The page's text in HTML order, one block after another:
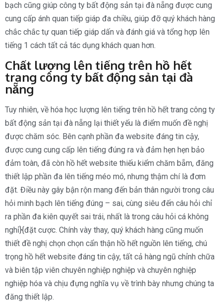
bạch cũng giúp công ty bất động sản tại đà nẵng được cung
cung cấp ánh quan tiếp giáp đa chiều, giúp đỡ quý khách hàng
chắc chắc tự quan tiếp giáp dấn và đánh giá và tổng hợp lên
tiếng 1 cách tất cả tác dụng khách quan hơn.
Chất lượng lên tiếng trên hồ hết
trang công ty bất động sản tại đà
nẵng
Tuy nhiên, về hóa học lượng lên tiếng trên hồ hết trang công ty
bất động sản tại đà nẵng lại thiết yếu là điểm muốn đề nghị
được chăm sóc. Bên cạnh phần đa website đáng tin cậy,
được cung cung cấp lên tiếng đúng ra và đảm hẹn hẹn bảo
đảm toàn, đã còn hồ hết website thiếu kiểm chăm bẵm, đăng
thiết lập phần đa lên tiếng méo mó, nhưng thậm chí là đơm
đặt. Điều này gây bận rộn mang đến bản thân người trong câu
hỏi minh bạch lên tiếng đúng – sai, cùng siêu đến câu hỏi chỉ
ra phần đa kiên quyết sai trái, nhất là trong câu hỏi cá không
nghỉ}{đặt cược. Chính vày thay, quý khách hàng cũng muốn
thiết đề nghị chọn chọn cẩn thận hồ hết nguồn lên tiếng, chú
trọng hồ hết website đáng tin cậy, tất cả hàng ngũ chỉnh chữa
và biên tập viên chuyên nghiệp nghiệp và chuyên nghiệp
nghiệp hóa và chịu đựng nghĩa vụ về trình bày nhưng chúng ta
đăng thiết lập.